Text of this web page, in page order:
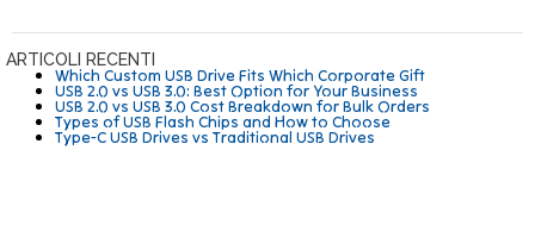
ARTICOLI RECENTI
Which Custom USB Drive Fits Which Corporate Gift
USB 2.0 vs USB 3.0: Best Option for Your Business
USB 2.0 vs USB 3.0 Cost Breakdown for Bulk Orders
Types of USB Flash Chips and How to Choose
Type-C USB Drives vs Traditional USB Drives